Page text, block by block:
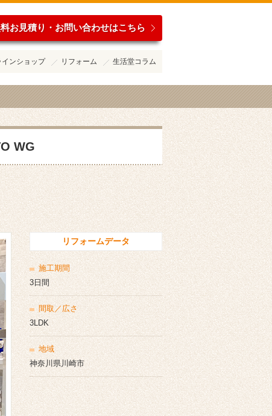
お見積り・お問い合わせはこちら
インショップ リフォーム 生活堂コラム
WG
リフォームデータ
施工期間
3日間
間取／広さ
3LDK
地域
神奈川県川崎市